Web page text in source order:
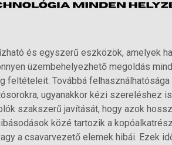
és egyszerű eszközök, amelyek
üzembehelyezhető megoldás
feltételeit. Továbbá felhasználhatósága
ugyanakkor kézi szereléshez
szakszerű javítását, hogy azok
közé tartozik a
a csavarvezető elemek hibái. Ezek